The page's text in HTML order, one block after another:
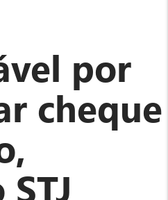
por
cheque